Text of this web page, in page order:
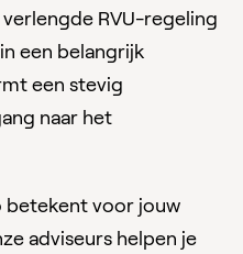
RVU-regeling
een belangrijk
een stevig
naar het
betekent voor jouw
adviseurs helpen je